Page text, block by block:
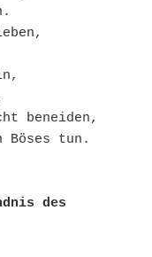
beneiden,
Böses tun.
des